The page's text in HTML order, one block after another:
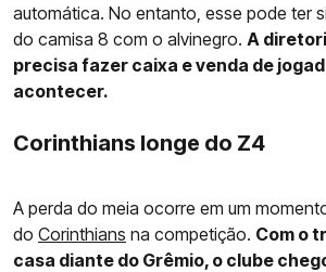
automática. No entanto, esse pode ter
do camisa 8 com o alvinegro. A
precisa fazer caixa e venda de
acontecer.
Corinthians longe do Z4
A perda do meia ocorre em um
do Corinthians na competição. Com o
casa diante do Grêmio, o clube